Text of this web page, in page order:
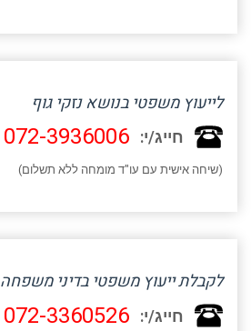
לייעוץ משפטי בנושא נזקי גוף
חייג/י: 072-3936006
(שיחה אישית עם עו"ד מומחה ללא תשלום)
לקבלת ייעוץ משפטי בדיני משפחה
חייג/י: 072-3360526